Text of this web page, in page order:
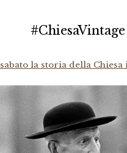
#ChiesaVintage
la storia della